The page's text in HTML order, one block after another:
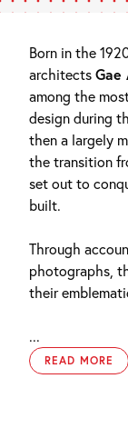
Born in the
architectsGae
among the
design during
then a largely
the transition
set out to
built.
Through
photographs,
their
...
READ MORE